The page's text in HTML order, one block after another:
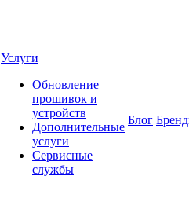
Услуги
Обновление
прошивок и
устройств
Дополнительные
услуги
Сервисные
службы
Блог